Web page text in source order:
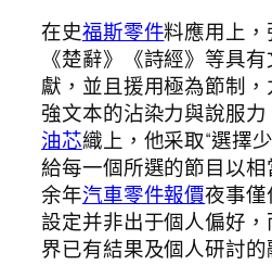
在史福斯零件料應用上
《楚辭》《詩經》等具
獻，並且援用極為節制
強文本的沾染力與說服
油芯織上，他采取“選擇
給每一個所選的節目以相
余年汽車零件報價夜事
設定并非出于個人偏好
界已有結果及個人研討的